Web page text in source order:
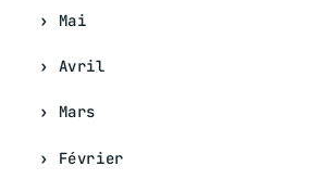
Mai
Avril
Mars
Février